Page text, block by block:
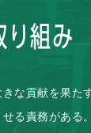
な貢献を果た
る責務がある。